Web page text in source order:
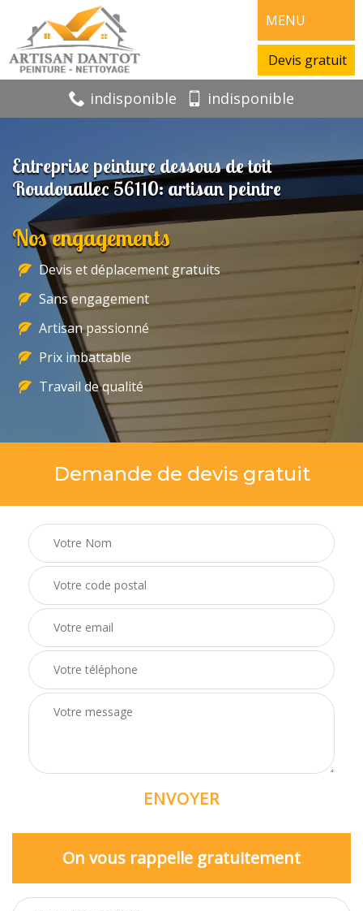
MENU
Devis gratuit
indisponible indisponible
Entreprise peinture dessous de toit
Roudouallec 56110: artisan peintre
Nos engagements
Devis et déplacement gratuits
Sans engagement
Artisan passionné
Prix imbattable
Travail de qualité
Demande de devis gratuit
On vous rappelle gratuitement